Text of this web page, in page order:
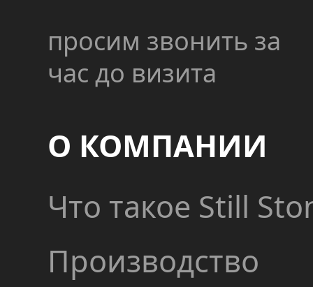
просим звонить за
час до визита
О КОМПАНИИ
Что такое Still
Производство